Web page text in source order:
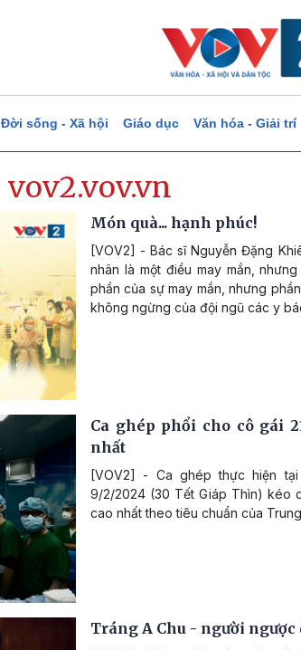
Đời sống - Xã hội Giáo dục Văn hóa - Giải trí
vov2.vov.vn
Món quà... hạnh phúc!
[VOV2] - Bác sĩ Nguyễn Đặng
nhân là một điều may mắn,
phần của sự may mắn, nhưng
không ngừng của đội ngũ các y
Ca ghép phổi cho cô gái
nhất
[VOV2] - Ca ghép thực hiện
9/2/2024 (30 Tết Giáp Thìn) kéo
cao nhất theo tiêu chuẩn của
Tráng A Chu - người